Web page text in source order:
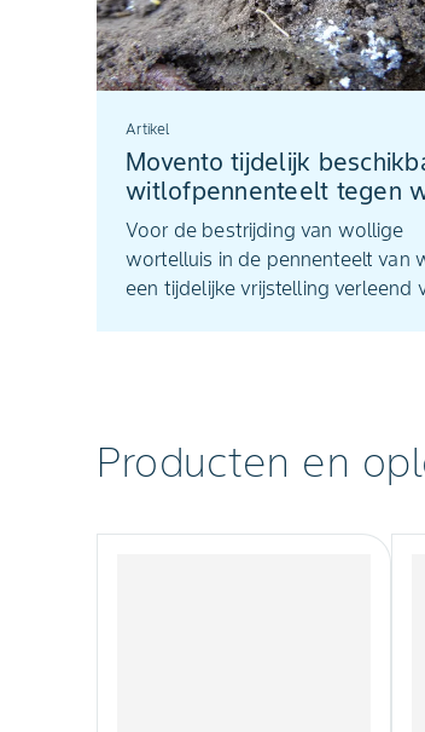
Artikel
Movento tijdelijk
witlofpennenteelt tegen
wortelluis
Voor de bestrijding van wollige
wortelluis in de pennenteelt van
een tijdelijke vrijstelling verleend
Producten en